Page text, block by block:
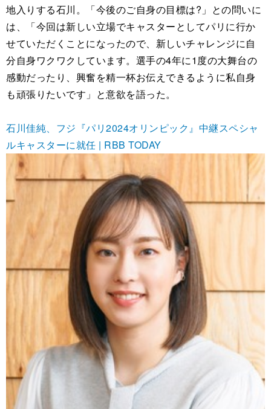
地入りする石川。「今後のご自身の目標は?」との問いに
は、「今回は新しい立場でキャスターとしてパリに行か
せていただくことになったので、新しいチャレンジに自
分自身ワクワクしています。選手の4年に1度の大舞台の
感動だったり、興奮を精一杯お伝えできるように私自身
も頑張りたいです」と意欲を語った。
石川佳純、フジ『パリ2024オリンピック』中継スペシャ
ルキャスターに就任 | RBB TODAY